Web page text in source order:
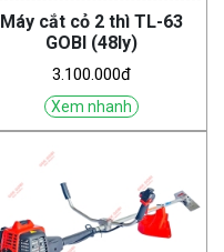
Máy cắt cỏ 2 thì TL-63
GOBI (48ly)
3.100.000đ
Xem nhanh